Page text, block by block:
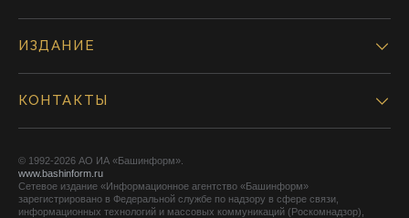
ИЗДАНИЕ
КОНТАКТЫ
© 1992-2026 АО ИА «Башинформ».
www.bashinform.ru
Сетевое издание «Информационное агентство «Башинформ»
зарегистрировано в Федеральной службе по надзору в сфере связи,
информационных технологий и массовых коммуникаций (Роскомнадзор),